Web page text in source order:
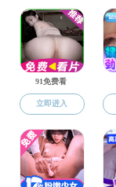
招生工作
培养管理
学位管理
工作动态
导师队伍